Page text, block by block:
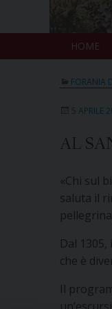
HOME
FORANIA
5 APRILE
AL
«Chi sul
saluta il
Dal
che è
Il